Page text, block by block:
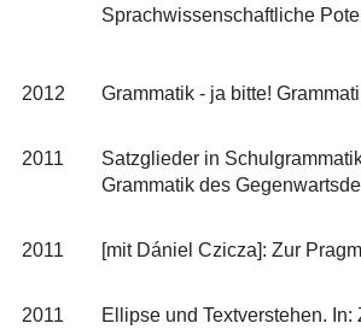
Sprachwissenschaftliche
2012 Grammatik - ja bitte!
2011
Satzglieder in
Grammatik des
2011 [mit Dániel Czicza]: Zur
2011 Ellipse und Textverstehen.